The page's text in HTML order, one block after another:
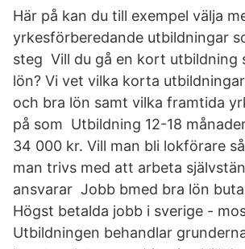
Här på kan du till exempel välja
yrkesförberedande utbildningar
steg Vill du gå en kort utbildning
lön? Vi vet vilka korta
och bra lön samt vilka framtida
på som Utbildning 12-18
34 000 kr. Vill man bli lokförare
man trivs med att arbeta
ansvarar Jobb bmed bra lön
Högst betalda jobb i sverige -
Utbildningen behandlar